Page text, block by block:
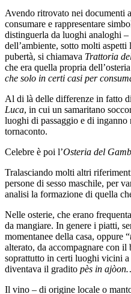
Avendo ritrovato nei documenti
consumare e rappresentare
distinguerla da luoghi analoghi –
dell’ambiente, sotto molti
pubertà, si chiamava Trattoria
che era quella propria
che solo in certi casi per
Al di là delle differenze in fatto
Luca, in cui un samaritano
luoghi di passaggio e di
tornaconto.
Celebre è poi l’Osteria del
Tralasciando molti altri
persone di sesso maschile, per
analisi la formazione di quella
Nelle osterie, che erano
da mangiare. In genere i piatti,
momentanee della casa, oppure “
alterato, da accompagnare con
soprattutto in certi luoghi vicini
diventava il gradito pès in
Il vino – di origine locale o